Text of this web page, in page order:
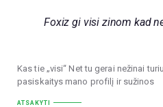
Foxiz gi visi zinom kad
Kas tie „visi“ Net tu gerai nežinai
pasiskaitys mano profilį ir sužinos
ATSAKYTI